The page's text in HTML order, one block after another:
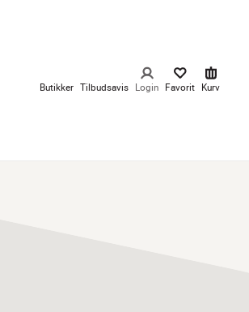
Butikker Tilbudsavis Login Favorit Kurv